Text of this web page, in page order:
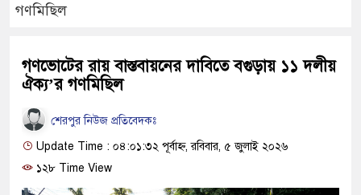
গণমিছিল
গণভোটের রায় বাস্তবায়নের দাবিতে বগুড়ায় ১১ দলীয়
ঐক্য’র গণমিছিল
শেরপুর নিউজ প্রতিবেদকঃ
Update Time : ০৪:০১:৩২ পূর্বাহ্ন, রবিবার, ৫ জুলাই ২০২৬
১২৮ Time View